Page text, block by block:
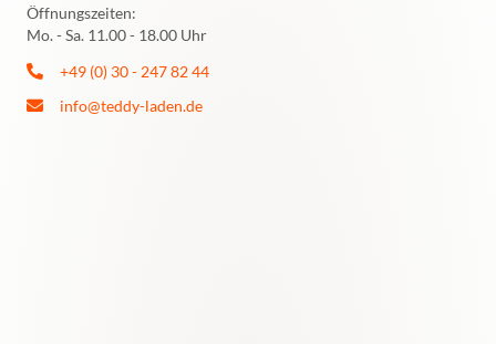
Öffnungszeiten:
Mo. - Sa. 11.00 - 18.00 Uhr
+49 (0) 30 - 247 82 44
info@teddy-laden.de